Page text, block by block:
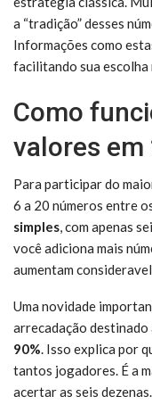
a “tradição” desses
Informações como
facilitando sua escolha
Como
valores em
Para participar do
6 a 20 números entre
simples, com apenas
você adiciona mais
aumentam
Uma novidade
arrecadação destinado
90%. Isso explica por
tantos jogadores. É a
acertar as seis dezenas.